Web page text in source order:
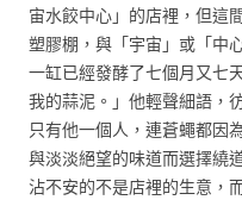
宙水餃中心」的店裡，但這
塑膠棚，與「宇宙」或「中
一缸已經發酵了七個月又七
我的蒜泥。」他輕聲細語，
只有他一個人，連蒼蠅都因
與淡淡絕望的味道而選擇繞
沾不安的不是店裡的生意